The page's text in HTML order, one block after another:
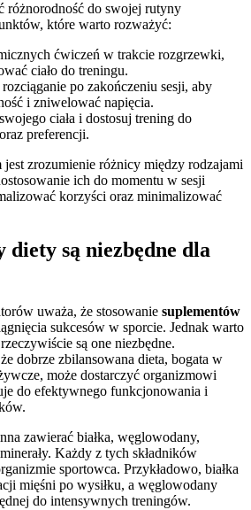
różnorodność do swojej rutyny
które warto rozważyć:
ćwiczeń w trakcie rozgrzewki,
ciało do treningu.
po zakończeniu sesji, aby
i zniwelować napięcia.
ciała i dostosuj trening do
preferencji.
zrozumienie różnicy między rodzajami
ich do momentu w sesji
korzyści oraz minimalizować
diety są niezbędne dla
uważa, że stosowanie suplementów
sukcesów w sporcie. Jednak warto
są one niezbędne.
dobrze zbilansowana dieta, bogata w
może dostarczyć organizmowi
do efektywnego funkcjonowania i
zawierać białka, węglowodany,
Każdy z tych składników
sportowca. Przykładowo, białka
mięśni po wysiłku, a węglowodany
do intensywnych treningów.